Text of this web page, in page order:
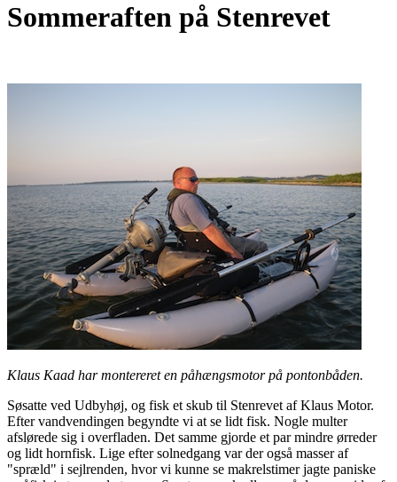
Sommeraften på Stenrevet
Klaus Kaad har montereret en påhængsmotor på pontonbåden.
Søsatte ved Udbyhøj, og fisk et skub til Stenrevet af Klaus Motor.
Efter vandvendingen begyndte vi at se lidt fisk. Nogle multer
afslørede sig i overfladen. Det samme gjorde et par mindre ørreder
og lidt hornfisk. Lige efter solnedgang var der også masser af
"spræld" i sejlrenden, hvor vi kunne se makrelstimer jagte paniske